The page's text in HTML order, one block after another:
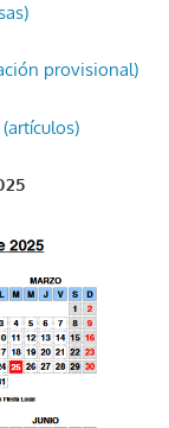
provisional)